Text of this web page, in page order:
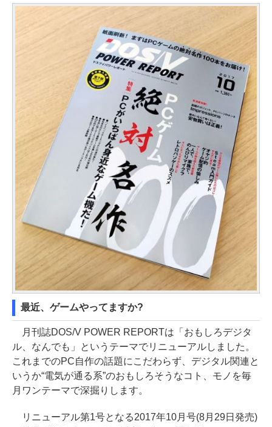
最近、ゲームやってますか?
月刊誌DOS/V POWER REPORTは「おもしろデジタ
ル、なんでも」というテーマでリニューアルしました。
これまでのPC自作の話題にこだわらず、デジタル関連と
いうか“電気が通る系”のおもしろそうなコト、モノを毎
月ワンテーマで深掘りします。
リニューアル第1号となる2017年10月号(8月29日発売)